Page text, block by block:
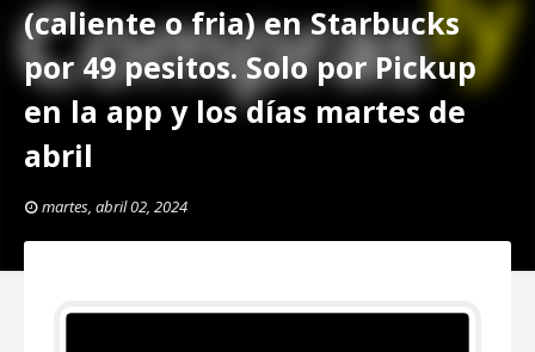
(caliente o fria) en Starbucks
por 49 pesitos. Solo por Pickup
en la app y los días martes de
abril
martes, abril 02, 2024